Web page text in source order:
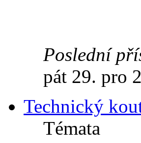
Poslední
pát 29. pro
Technický
Témata